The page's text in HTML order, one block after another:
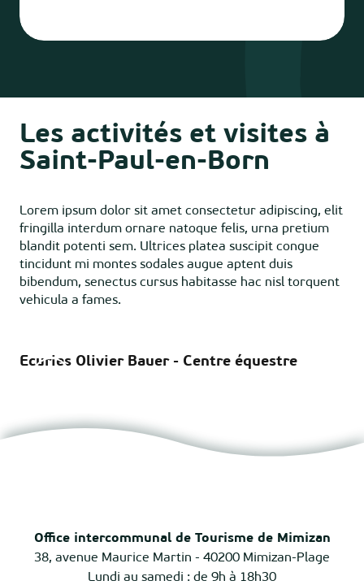
Les activités et visites à
Saint-Paul-en-Born
Lorem ipsum dolor sit amet consectetur adipiscing, elit
fringilla interdum ornare natoque felis, urna pretium
blandit potenti sem. Ultrices platea suscipit congue
tincidunt mi montes sodales augue aptent duis
bibendum, senectus cursus habitasse hac nisl torquent
vehicula a fames.
Ecuries Olivier Bauer - Centre équestre
Office intercommunal de Tourisme de Mimizan
38, avenue Maurice Martin - 40200 Mimizan-Plage
Lundi au samedi : de 9h à 18h30